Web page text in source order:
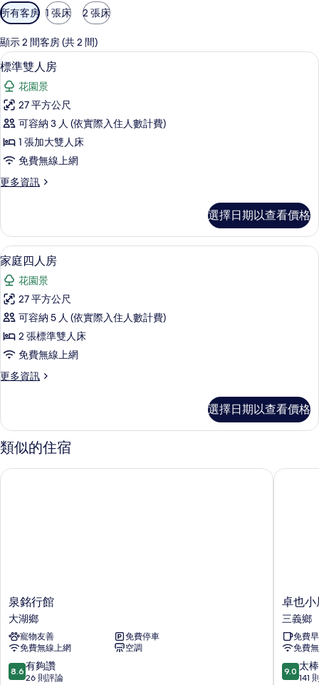
可
用
的
客
房
篩
選
條
所有客房 1 張床 2 張床
顯示 2 間客房 (共 2 間)
顯
示
標
準
雙
人
的
有
相
片
標準雙人房 | 書桌、遮光布/窗簾、免
11
標準雙人房
花園景
27 平方公尺
可容納 3 人 (依實際入住人數計費)
1 張加大雙人床
免費無線上網
更多資訊
更
雙
人
房
的
詳
情
選擇日期以查看價格
顯
示
家
庭
四
人
的
有
相
片
家庭四人房 | 書桌、遮光布/窗簾、免
5
家庭四人房
花園景
27 平方公尺
可容納 5 人 (依實際入住人數計費)
2 張標準雙人床
免費無線上網
更多資訊
更
四
人
房
詳
選擇日期以查看價格
類似的住宿
泉
銘
行
館
大
湖
鄉
泉銘行館
大湖鄉
寵物友善
免費停車
免費無線上網
空調
8.6
分，
8.6 有夠讚
26 則評論
泉銘行館
卓
也
小
屋
三
義
鄉
卓也小
三義鄉
免費
免費
9.0
分，
9.0 太
141
卓也小屋